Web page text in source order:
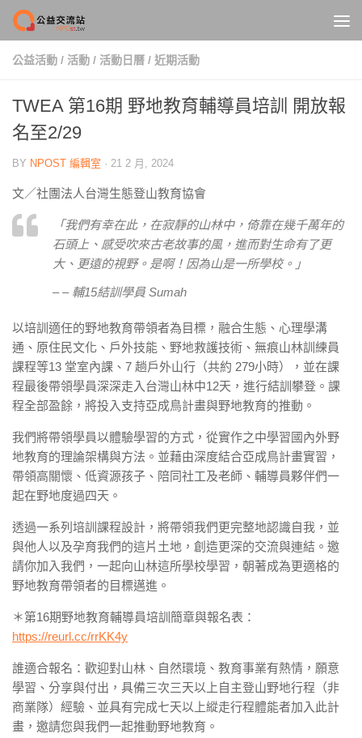
Skip to content
公益活動 / 活動 / 活動日曆 / 近期活動
TWEA 第16期 野地教育輔導員培訓 開放報
名至2/29
BY NPOST 編輯室 · 21 2 月, 2024
文／社團法人台灣生態登山教育協會
「我們有幸在此，在寂靜的山林中，倚靠在幾千萬年的
石頭上、感受吹來古老故事的風，進而對生命有了更
大、更遠的視野。是啊！因為山是一所學校。」
– – 輔15結訓學員 Sumah
以培訓適任的野地教育帶領者為目標，融合生態、心理學溝
通、原住民文化、戶外技能、野地救護技術、無痕山林訓練員
課程等13 堂室內課、7 趟戶外山行（共約 279小時），並在課
程最後帶領學員深深走入台灣山林中12天，進行結訓攀登。課
程全部盈餘，將投入支持亞成鳥計畫與野地教育的推動。
我們將帶領學員以體驗學習的方式，從實作之中學習國內外野
地教育的理論架構與方法。並藉由深度結合亞成鳥計畫實習，
帶領高關懷、低資源孩子、陪同社工及老師、輔導員夥伴們一
起在野地度過四天。
透過一系列培訓課程設計，將帶領我們更完整地認識自我，並
與他人以及孕育我們的這片土地，創造更深的交流與連結。邀
請你加入我們，一起向山林這所學校學習，朝著成為更適格的
野地教育帶領者的目標邁進。
＊第16期野地教育輔導員培訓簡章與報名表：
https://reurl.cc/rrKK4y
誰適合報名：歡迎對山林、自然環境、教育事業有熱情，願意
學習、分享與付出，具備三次三天以上自主登山野地行程（非
商業隊）經驗、並具有完成七天以上縱走行程體能者加入此計
畫，邀請您與我們一起推動野地教育。